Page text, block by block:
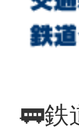
🚃鉄